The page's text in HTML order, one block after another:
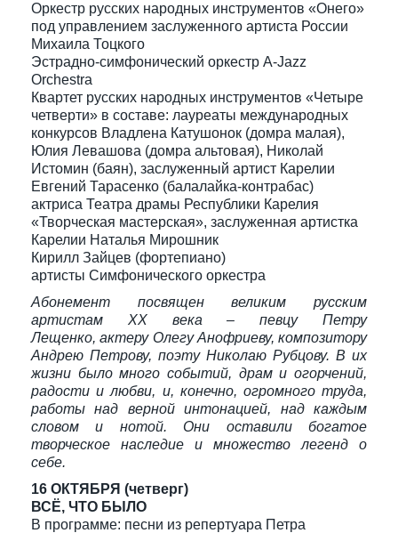
Оркестр русских народных инструментов «Онего»
под управлением заслуженного артиста России
Михаила Тоцкого
Эстрадно-симфонический оркестр A-Jazz
Orchestra
Квартет русских народных инструментов «Четыре
четверти» в составе: лауреаты международных
конкурсов Владлена Катушонок (домра малая),
Юлия Левашова (домра альтовая), Николай
Истомин (баян), заслуженный артист Карелии
Евгений Тарасенко (балалайка-контрабас)
актриса Театра драмы Республики Карелия
«Творческая мастерская», заслуженная артистка
Карелии Наталья Мирошник
Кирилл Зайцев (фортепиано)
артисты Симфонического оркестра
Абонемент посвящен великим русским
артистам ХХ века – певцу Петру
Лещенко, актеру Олегу Анофриеву, композитору
Андрею Петрову, поэту Николаю Рубцову. В их
жизни было много событий, драм и огорчений,
радости и любви, и, конечно, огромного труда,
работы над верной интонацией, над каждым
словом и нотой. Они оставили богатое
творческое наследие и множество легенд о
себе.
16 ОКТЯБРЯ (четверг)
ВСЁ, ЧТО БЫЛО
В программе: песни из репертуара Петра